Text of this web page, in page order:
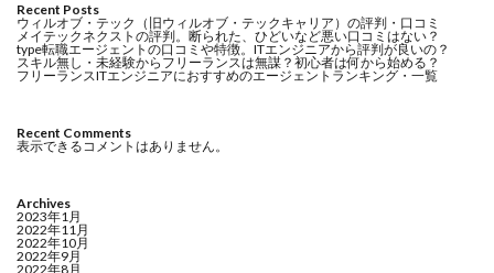
Recent Posts
ウィルオブ・テック（旧ウィルオブ・テックキャリア）の評判・口コミ
メイテックネクストの評判。断られた、ひどいなど悪い口コミはない？
type転職エージェントの口コミや特徴。ITエンジニアから評判が良いの？
スキル無し・未経験からフリーランスは無謀？初心者は何から始める？
フリーランスITエンジニアにおすすめのエージェントランキング・一覧
Recent Comments
表示できるコメントはありません。
Archives
2023年1月
2022年11月
2022年10月
2022年9月
2022年8月